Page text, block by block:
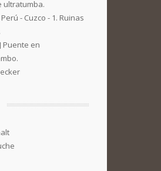
ultratumba.
- Cuzco - 1. Ruinas
Puente en